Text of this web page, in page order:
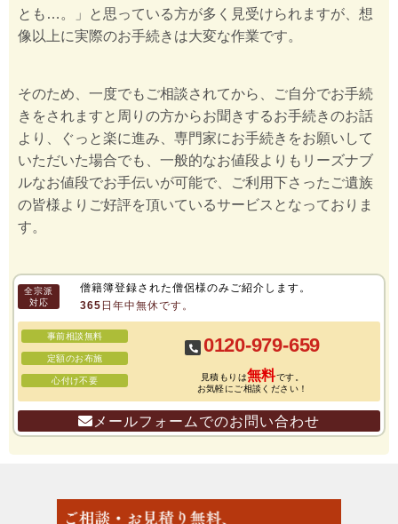
とも…。」と思っている方が多く見受けられますが、想
像以上に実際のお手続きは大変な作業です。
そのため、一度でもご相談されてから、ご自分でお手続
きをされますと周りの方からお聞きするお手続きのお話
より、ぐっと楽に進み、専門家にお手続きをお願いして
いただいた場合でも、一般的なお値段よりもリーズナブ
ルなお値段でお手伝いが可能で、ご利用下さったご遺族
の皆様よりご好評を頂いているサービスとなっておりま
す。
全宗派
対応
僧籍簿登録された僧侶様のみご紹介します。
365日年中無休です。
事前相談無料
定額のお布施
心付け不要
0120-979-659
見積もりは無料です。
お気軽にご相談ください！
メールフォームでのお問い合わせ